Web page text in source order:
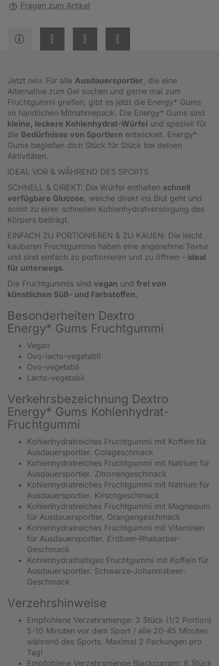
Fragen zum Artikel
Jetzt neu: Für alle Ausdauersportler, die eine
Alternative zum Gel suchen und gerne mal zum
Fruchtgummi greifen, gibt es jetzt die Energy* Gums
im handlichen Mitnahmepack. Die Energy* Gums sind
kleine, leckere Kohlenhydrat-Würfel und speziell für
die Bedürfnisse von Sportlern entwickelt. Energy*
Gums begleiten dich Stück für Stück bei deinen
Aktivitäten.
IDEAL VOR & WÄHREND DES SPORTS
SCHNELL & DIREKT: Die Würfel enthalten schnell
verfügbare Glucose, welche direkt ins Blut geht und
somit zu einer schnellen Kohlenhydratversorgung des
Körpers beiträgt.
EINFACH ZU PORTIONIEREN & ZU KAUEN: Die leicht
kaubaren Fruchtgummis haben eine angenehme Textur
und sind einfach zu portionieren und zu öffnen - ideal
für unterwegs.
Die Fruchtgummis sind vegan und frei von
künstlichen Süß- und Farbstoffen.
Besonderheiten Dextro
Energy* Gums Fruchtgummi
Vegan
Ovo-lacto-vegetabil
Ovo-vegetabil
Lacto-vegetabil
Verkehrsbezeichnung Dextro
Energy* Gums Kohlenhydrat-
Fruchtgummi
Kohlenhydratreiches Fruchtgummi mit Koffein für
Ausdauersportler. Colageschmack
Kohlenhydratreiches Fruchtgummi mit Natrium für
Ausdauersportler. Zitronengeschmack
Kohlenhydratreiches Fruchtgummi mit Natrium für
Ausdauersportler. Kirschgeschmack
Kohlenhydratreiches Fruchtgummi mit Magnesium
für Ausdauersportler. Orangengeschmack
Kohlenhydratreiches Fruchtgummi mit Vitaminen
für Ausdauersportler. Erdbeer-Rhabarber-
Geschmack
Kohlenhydrathaltiges Fruchtgummi mit Koffein für
Ausdauersportler. Schwarze-Johannisbeer-
Geschmack
Verzehrshinweise
Empfohlene Verzehrsmenge: 3 Stück (1/2 Portion)
5-10 Minuten vor dem Sport / alle 20-45 Minuten
während des Sports. Maximal 2 Packungen pro
Tag!
Empfohlene Verzehrsmenge Blackcurrant: 6 Stück